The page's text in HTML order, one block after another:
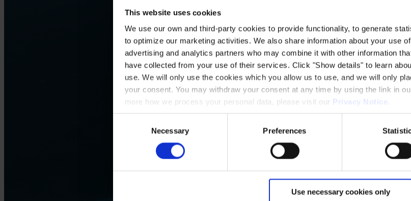
This website uses cookies
We use our own and third-party cookies to provide functionality, to generate
to optimize our marketing activities. We also share information about your use
advertising and analytics partners who may combine it with other information
have collected from your use of their services. Click "Show details" to learn
use. We will only use the cookies which you allow us to use, and we will only
your consent. You may withdraw your consent at any time by using the link in
more how we process your personal data, please visit our Privacy Notice
Necessary Preferences
Use necessary cookies only